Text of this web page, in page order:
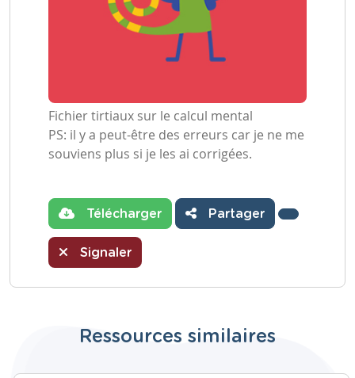
Fichier tirtiaux sur le calcul mental
PS: il y a peut-être des erreurs car je ne me
souviens plus si je les ai corrigées.
Télécharger Partager
Signaler
Ressources similaires